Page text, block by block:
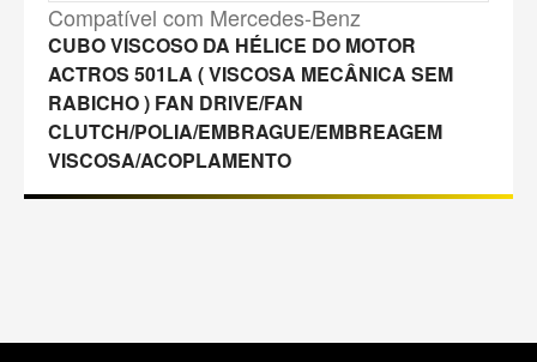
Compatível com Mercedes-Benz
CUBO VISCOSO DA HÉLICE DO MOTOR
ACTROS 501LA ( VISCOSA MECÂNICA SEM
RABICHO ) FAN DRIVE/FAN
CLUTCH/POLIA/EMBRAGUE/EMBREAGEM
VISCOSA/ACOPLAMENTO
M